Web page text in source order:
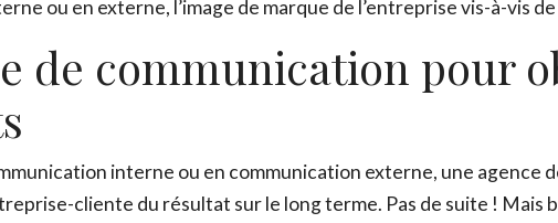
ou en externe, l’image de marque de l’entreprise vis-à-vis
de communication pour
interne ou en communication externe, une agence
cliente du résultat sur le long terme. Pas de suite ! Mais